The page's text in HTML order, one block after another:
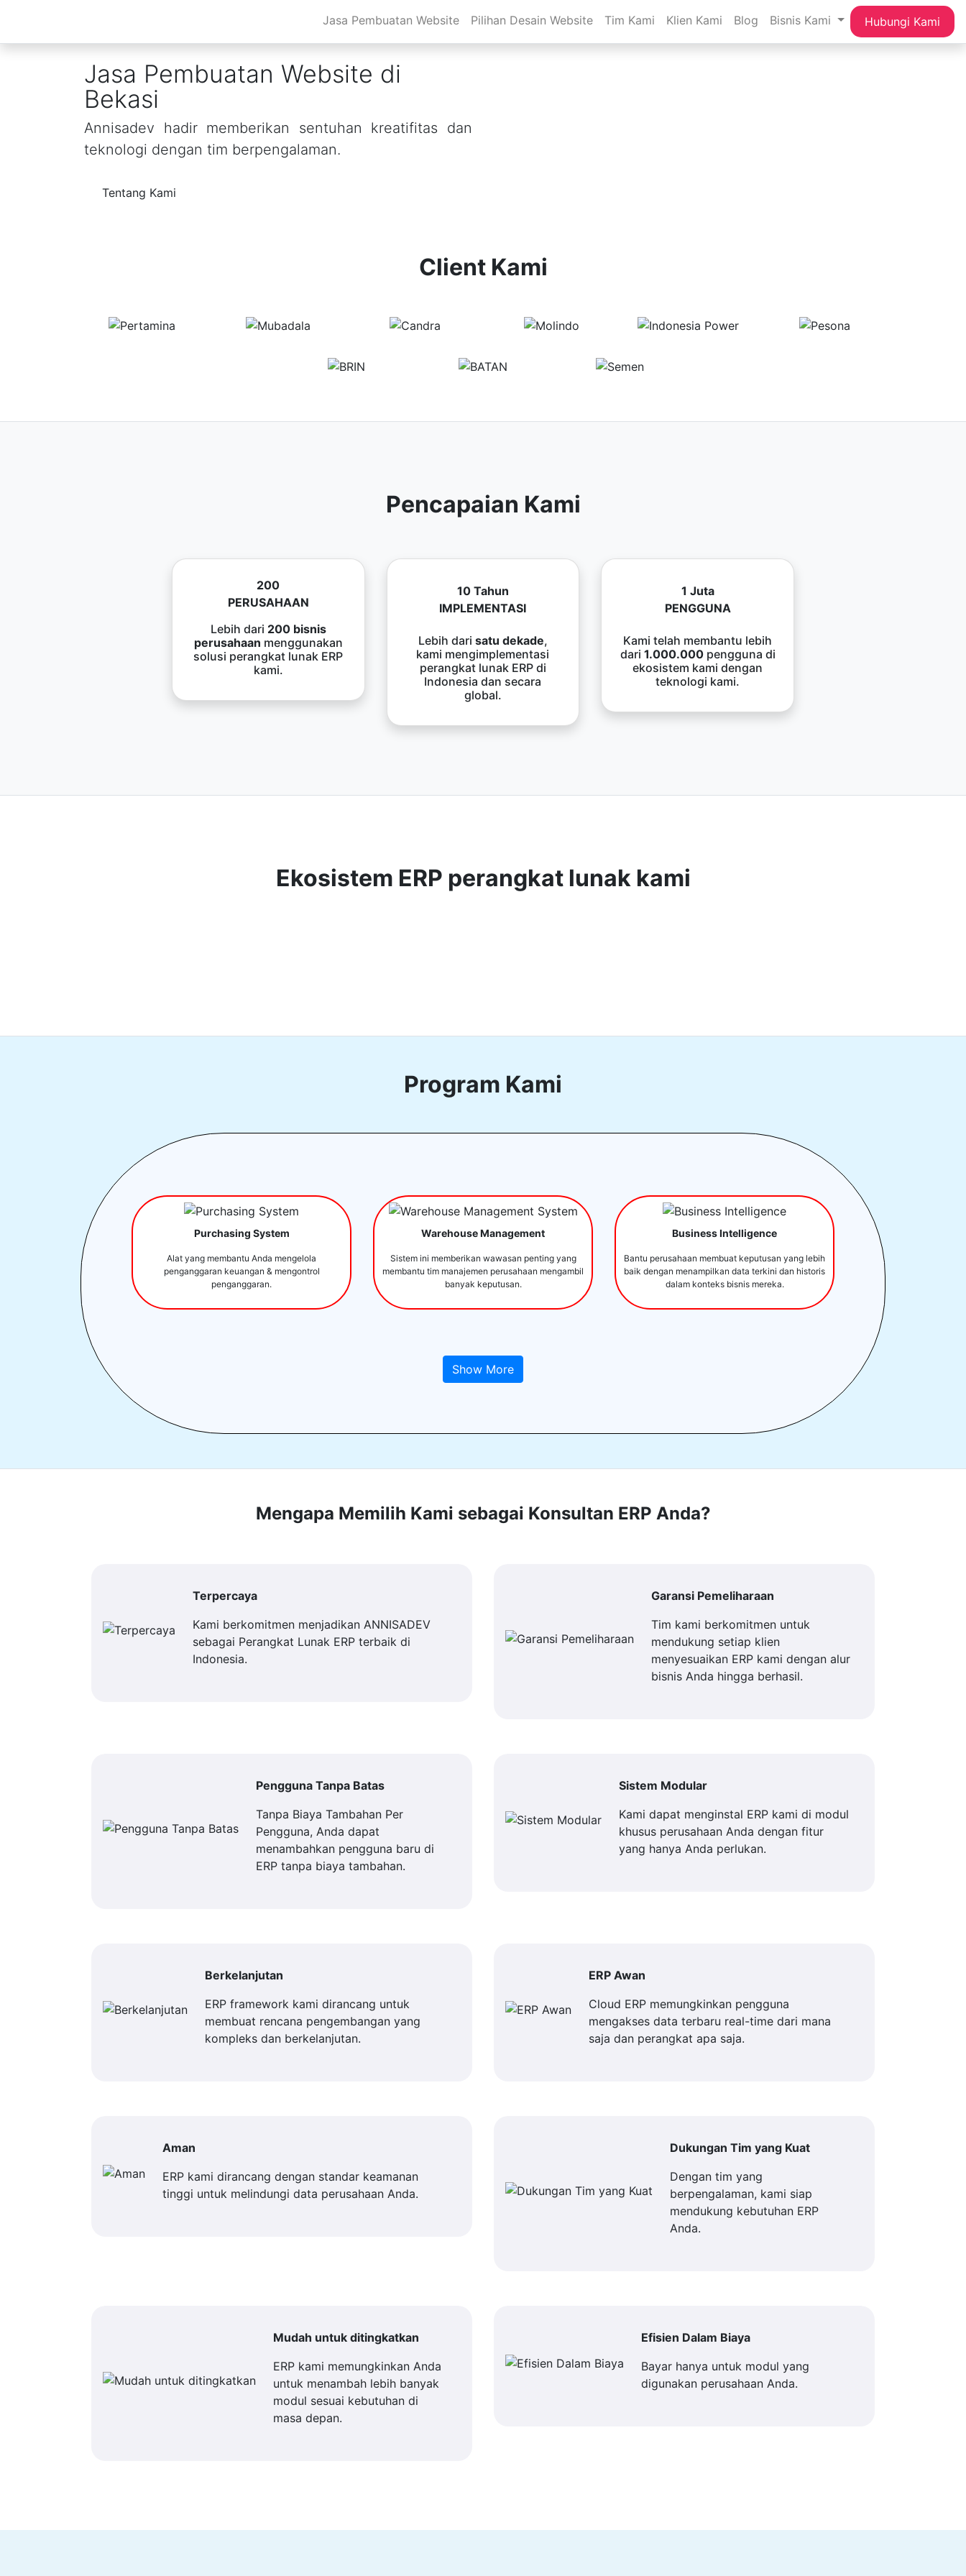
Jasa Pembuatan Website Pilihan Desain Website Tim Kami Klien Kami Blog Bisnis Kami Hubungi Kami
Jasa Pembuatan Website di
Bekasi
Annisadev hadir memberikan sentuhan kreatifitas dan
teknologi dengan tim berpengalaman.
Tentang Kami
Client Kami
Pencapaian Kami
200
PERUSAHAAN
Lebih dari 200 bisnis
perusahaan menggunakan
solusi perangkat lunak ERP
kami.
10 Tahun
IMPLEMENTASI
Lebih dari satu dekade,
kami mengimplementasi
perangkat lunak ERP di
Indonesia dan secara
global.
1 Juta
PENGGUNA
Kami telah membantu lebih
dari 1.000.000pengguna di
ekosistem kami dengan
teknologi kami.
Ekosistem ERP perangkat lunak kami
Program Kami
Purchasing System
Alat yang membantu Anda mengelola
penganggaran keuangan & mengontrol
penganggaran.
Warehouse Management
Sistem ini memberikan wawasan penting yang
membantu tim manajemen perusahaan mengambil
banyak keputusan.
Business Intelligence
Bantu perusahaan membuat keputusan yang lebih
baik dengan menampilkan data terkini dan historis
dalam konteks bisnis mereka.
Show More
Mengapa Memilih Kami sebagai Konsultan ERP Anda?
Terpercaya
Kami berkomitmen menjadikan ANNISADEV
sebagai Perangkat Lunak ERP terbaik di
Indonesia.
Garansi Pemeliharaan
Tim kami berkomitmen untuk
mendukung setiap klien
menyesuaikan ERP kami dengan alur
bisnis Anda hingga berhasil.
Pengguna Tanpa Batas
Tanpa Biaya Tambahan Per
Pengguna, Anda dapat
menambahkan pengguna baru di
ERP tanpa biaya tambahan.
Sistem Modular
Kami dapat menginstal ERP kami di modul
khusus perusahaan Anda dengan fitur
yang hanya Anda perlukan.
Berkelanjutan
ERP framework kami dirancang untuk
membuat rencana pengembangan yang
kompleks dan berkelanjutan.
ERP Awan
Cloud ERP memungkinkan pengguna
mengakses data terbaru real-time dari mana
saja dan perangkat apa saja.
Aman
ERP kami dirancang dengan standar keamanan
tinggi untuk melindungi data perusahaan Anda.
Dukungan Tim yang Kuat
Dengan tim yang
berpengalaman, kami siap
mendukung kebutuhan ERP
Anda.
Mudah untuk ditingkatkan
ERP kami memungkinkan Anda
untuk menambah lebih banyak
modul sesuai kebutuhan di
masa depan.
Efisien Dalam Biaya
Bayar hanya untuk modul yang
digunakan perusahaan Anda.